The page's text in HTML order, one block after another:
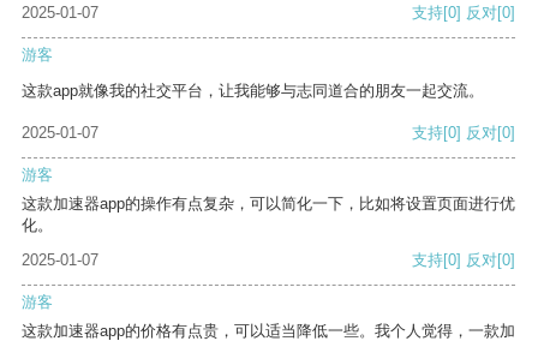
2025-01-07 支持[0] 反对[0]
游客
这款app就像我的社交平台，让我能够与志同道合的朋友一起交流。
2025-01-07 支持[0] 反对[0]
游客
这款加速器app的操作有点复杂，可以简化一下，比如将设置页面进行优
化。
2025-01-07
支持[0] 反对[0]
游客
这款加速器app的价格有点贵，可以适当降低一些。我个人觉得，一款加